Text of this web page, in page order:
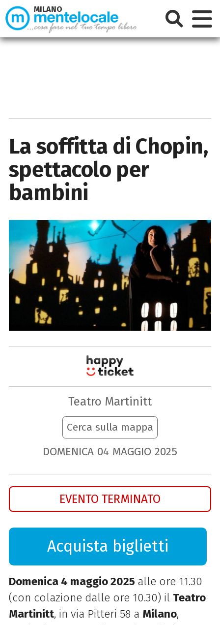
La soffitta di Chopin,
spettacolo per
bambini
Teatro Martinitt
Cerca sulla mappa
DOMENICA 04 MAGGIO 2025
EVENTO TERMINATO
Acquista biglietti
Domenica 4 maggio 2025 alle ore 11.30
(con colazione dalle ore 10.30) il Teatro
Martinitt, in via Pitteri 58 a Milano,
MILANO